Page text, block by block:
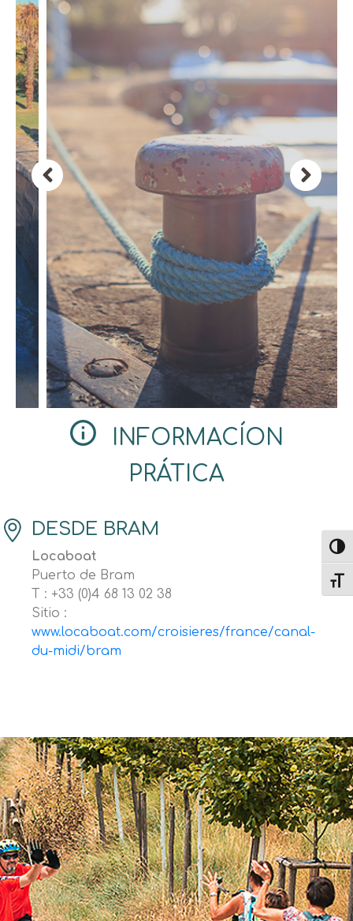
INFORMACÍON
PRÁTICA
DESDE BRAM
Locaboat
Puerto de Bram
T : +33 (0)4 68 13 02 38
Sitio :
www.locaboat.com/croisieres/france/canal-
du-midi/bram